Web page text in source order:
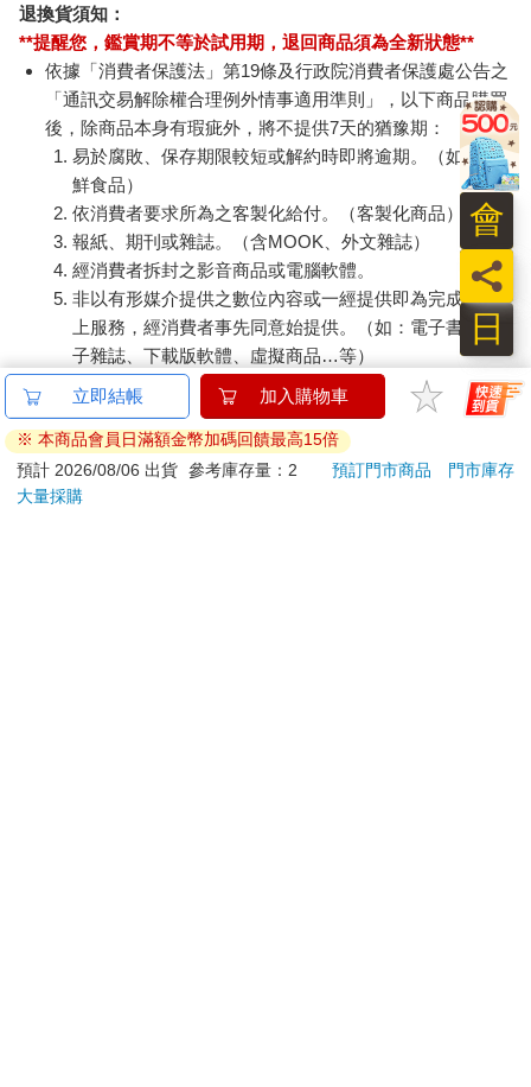
退換貨須知：
**提醒您，鑑賞期不等於試用期，退回商品須為全新狀態**
依據「消費者保護法」第19條及行政院消費者保護處公告之
「通訊交易解除權合理例外情事適用準則」，以下商品購買
後，除商品本身有瑕疵外，將不提供7天的猶豫期：
易於腐敗、保存期限較短或解約時即將逾期。（如：生
鮮食品）
依消費者要求所為之客製化給付。（客製化商品）
報紙、期刊或雜誌。（含MOOK、外文雜誌）
經消費者拆封之影音商品或電腦軟體。
非以有形媒介提供之數位內容或一經提供即為完成之線
上服務，經消費者事先同意始提供。（如：電子書、電
子雜誌、下載版軟體、虛擬商品…等）
已拆封之個人衛生用品。（如：內衣褲、刮鬍刀、除毛
若非上列種類商品，均享有到貨7天的猶豫期（含例假
日）。
辦理退換貨時，商品（組合商品恕無法接受單獨退貨）必須
立即結帳 加入購物車
※ 本商品會員日滿額金幣加碼回饋最高15倍
預計 2026/08/06 出貨 參考庫存量：2 預訂門市商品
門市庫存
大量採購
日
員
會